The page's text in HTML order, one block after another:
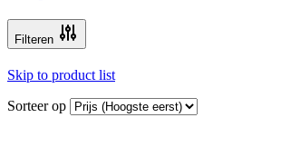
Filteren
Skip to product list
Sorteer op